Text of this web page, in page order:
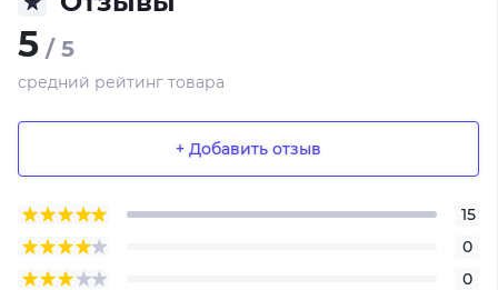
5 / 5
средний рейтинг товара
+ Добавить отзыв
15
0
0